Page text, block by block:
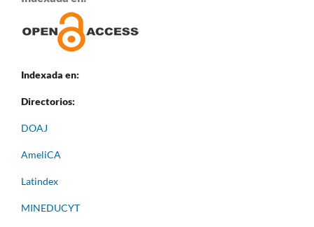
Indexada en:
Directorios:
DOAJ
AmeliCA
Latindex
MINEDUCYT